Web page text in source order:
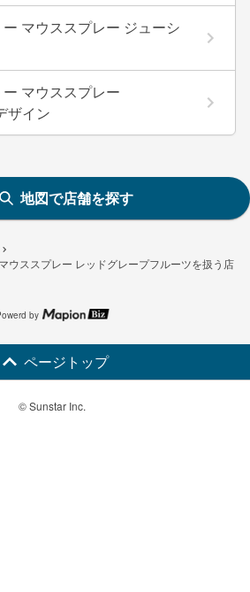
ウススプレー レッドグレープフルーツを扱う店
マウススプレー ジューシ
マウススプレー
ザイン
地図で店舗を探す
by
ページトップ
© Sunstar Inc.